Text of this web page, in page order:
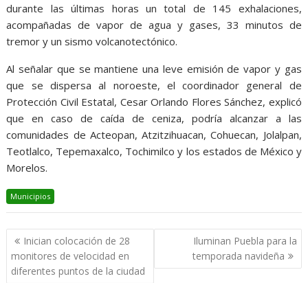
durante las últimas horas un total de 145 exhalaciones,
acompañadas de vapor de agua y gases, 33 minutos de
tremor y un sismo volcanotectónico.
Al señalar que se mantiene una leve emisión de vapor y gas
que se dispersa al noroeste, el coordinador general de
Protección Civil Estatal, Cesar Orlando Flores Sánchez, explicó
que en caso de caída de ceniza, podría alcanzar a las
comunidades de Acteopan, Atzitzihuacan, Cohuecan, Jolalpan,
Teotlalco, Tepemaxalco, Tochimilco y los estados de México y
Morelos.
Municipios
Navegación
de
entradas
Inician colocación de 28
monitores de velocidad en
diferentes puntos de la ciudad
Iluminan Puebla para la
temporada navideña